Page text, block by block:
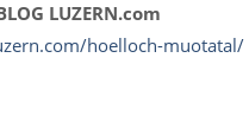
LUZERN.com
hoelloch-muotatal/